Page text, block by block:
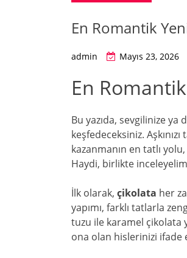
En Romantik
admin Mayıs 23, 2026
En
Bu yazıda, sevgilinize
keşfedeceksiniz.
kazanmanın en tatlı
Haydi, birlikte
İlk olarak, çikolata her
yapımı, farklı tatlarla
tuzu ile karamel çikolata
ona olan hislerinizi ifade